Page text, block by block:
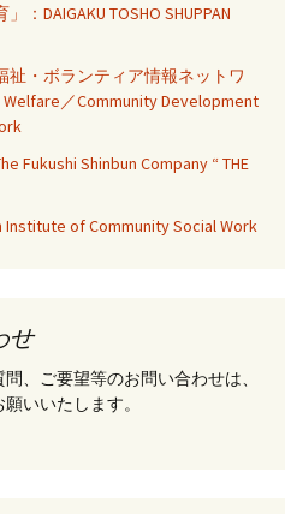
DAIGAKU TOSHO SHUPPAN
・ボランティア情報ネットワ
／Community Development
Shinbun Company “ THE
of Community Social Work
せ
、ご要望等のお問い合わせは、
いいたします。